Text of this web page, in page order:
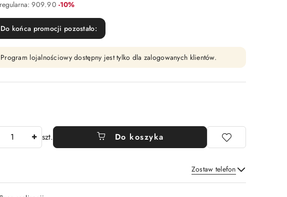
909.90 Rabat:
-10%
Do końca promocji pozostało:
Program lojalnościowy dostępny jest tylko dla zalogowanych klientów.
szt. Do koszyka
Zostaw telefon
Wyślij